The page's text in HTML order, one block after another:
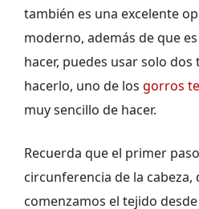
también es una excelente
moderno, además de que
hacer, puedes usar solo
hacerlo, uno de los gorros
muy sencillo de hacer.
Recuerda que el primer
circunferencia de la cabeza,
comenzamos el tejido